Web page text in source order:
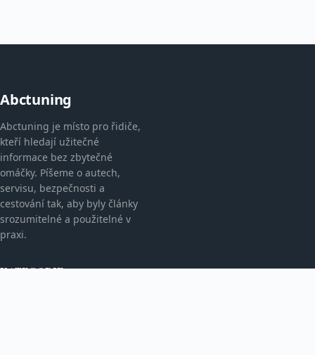
Abctuning
Abctuning je místo pro řidiče,
kteří hledají užitečné
informace bez zbytečné
omáčky. Píšeme o autech,
servisu, bezpečnosti a
cestování tak, aby byly články
srozumitelné a použitelné v
praxi.
KATEGORIE